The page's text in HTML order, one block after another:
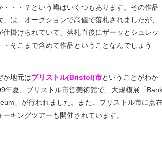
・・？という噂はいくつもあります。その作品
は、オークションで高値で落札されましたが、
掛けられていて、落札直後にザーッとシュレッ
・そこまで含めて作品ということなんでしょう
か地元はブリストル(Bristol)市ということがわか
年夏、ブリストル市営美術館で、大規模展「
」が行われました。また、ブリストル市に点
キングツアーも開催されています。